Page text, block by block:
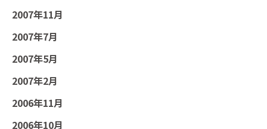
2007年11月
2007年7月
2007年5月
2007年2月
2006年11月
2006年10月